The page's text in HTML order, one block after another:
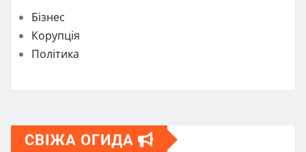
Бізнес
Корупція
Політика
СВІЖА ОГИДА